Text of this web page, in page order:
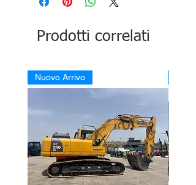
Prodotti correlati
Nuovo Arrivo